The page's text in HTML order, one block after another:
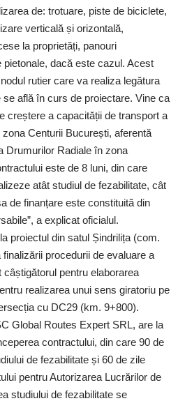
de: trotuare, piste de biciclete,
verticală și orizontală,
la proprietăți, panouri
dacă este cazul. Acest
rutier care va realiza legătura
află în curs de proiectare. Vine ca
creștere a capacității de transport a
Centurii București, aferentă
Drumurilor Radiale în zona
este de 8 luni, din care
atât studiul de fezabilitate, cât
de finanțare este constituită din
a explicat oficialul.
proiectul din satul Șindrilița (com.
procedurii de evaluare a
pentru elaborarea
realizarea unui sens giratoriu pe
cu DC29 (km. 9+800).
Global Routes Expert SRL, are la
contractului, din care 90 de
de fezabilitate și 60 de zile
pentru Autorizarea Lucrărilor de
studiului de fezabilitate se